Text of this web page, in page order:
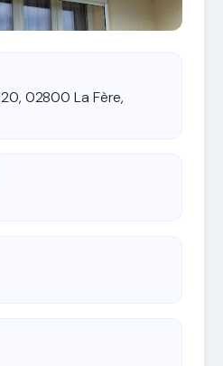
02800 La Fère,